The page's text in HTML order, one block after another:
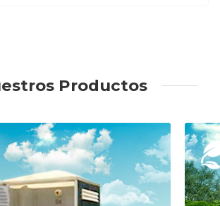
Productos